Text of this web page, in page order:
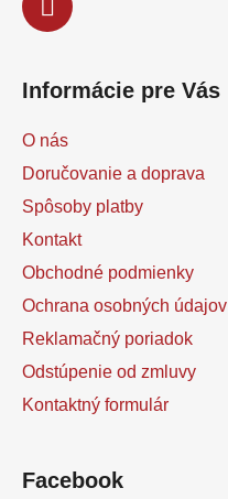
Informácie pre Vás
O nás
Doručovanie a doprava
Spôsoby platby
Kontakt
Obchodné podmienky
Ochrana osobných údajov
Reklamačný poriadok
Odstúpenie od zmluvy
Kontaktný formulár
Facebook